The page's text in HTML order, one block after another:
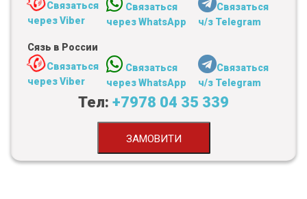
Связаться
через Viber
Связаться
через WhatsApp
Связаться
ч/з Telegram
Сязь в России
Связаться
через Viber
Связаться
через WhatsApp
Связаться
ч/з Telegram
Тел: +7978 04 35 339
ЗАМОВИТИ